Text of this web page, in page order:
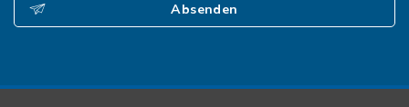
Absenden